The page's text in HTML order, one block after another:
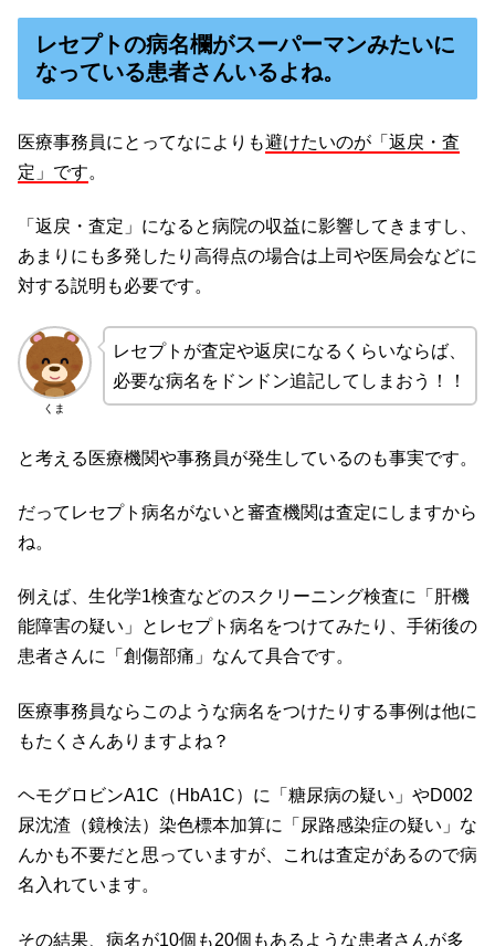
レセプトの病名欄がスーパーマンみたいに
なっている患者さんいるよね。
医療事務員にとってなによりも避けたいのが「返戻・査
定」です。
「返戻・査定」になると病院の収益に影響してきますし、
あまりにも多発したり高得点の場合は上司や医局会などに
対する説明も必要です。
くま
レセプトが査定や返戻になるくらいならば、
必要な病名をドンドン追記してしまおう！！
と考える医療機関や事務員が発生しているのも事実です。
だってレセプト病名がないと審査機関は査定にしますから
ね。
例えば、生化学1検査などのスクリーニング検査に「肝機
能障害の疑い」とレセプト病名をつけてみたり、手術後の
患者さんに「創傷部痛」なんて具合です。
医療事務員ならこのような病名をつけたりする事例は他に
もたくさんありますよね？
ヘモグロビンA1C（HbA1C）に「糖尿病の疑い」やD002
尿沈渣（鏡検法）染色標本加算に「尿路感染症の疑い」な
んかも不要だと思っていますが、これは査定があるので病
名入れています。
その結果、病名が10個も20個もあるような患者さんが多